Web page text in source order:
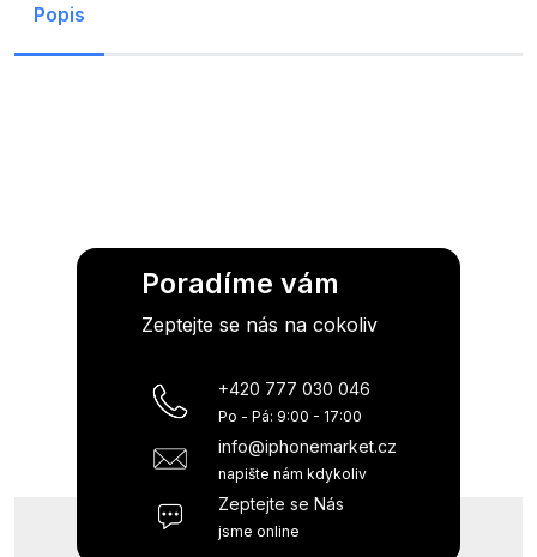
Popis
Poradíme vám
Zeptejte se nás na cokoliv
+420 777 030 046
Po - Pá: 9:00 - 17:00
info@iphonemarket.cz
napište nám kdykoliv
Zeptejte se Nás
jsme online